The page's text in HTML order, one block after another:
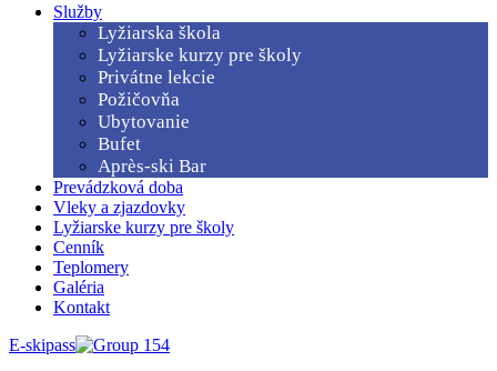
Služby
Lyžiarska škola
Lyžiarske kurzy pre školy
Privátne lekcie
Požičovňa
Ubytovanie
Bufet
Après-ski Bar
Prevádzková doba
Vleky a zjazdovky
Lyžiarske kurzy pre školy
Cenník
Teplomery
Galéria
Kontakt
E-skipass